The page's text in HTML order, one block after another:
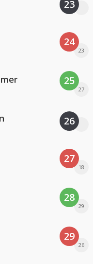
23
24
23
25
27
26
27
18
28
29
29
26